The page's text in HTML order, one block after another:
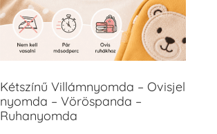
Kétszínű Villámnyomda – Ovisjel
nyomda – Vöröspanda –
Ruhanyomda